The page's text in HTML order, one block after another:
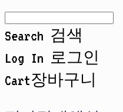
Search 검색
Log In 로그인
Cart장바구니